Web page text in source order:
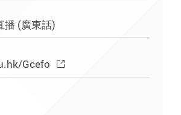
播 (廣東話)
Gcefo